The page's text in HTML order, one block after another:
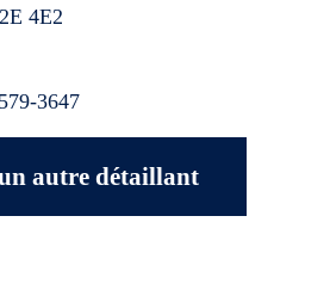
4E2
3647
autre détaillant